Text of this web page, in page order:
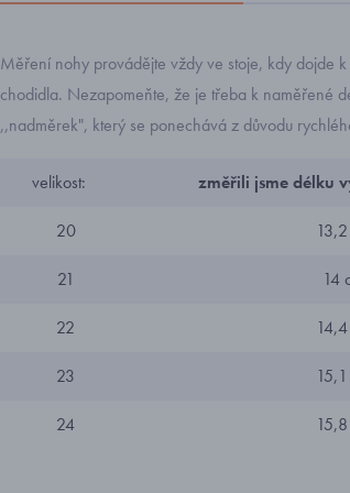
Měření nohy provádějte vždy ve stoje, kdy dojde
chodidla. Nezapomeňte, že je třeba k naměřené
,,nadměrek", který se ponechává z důvodu
velikost: změřili jsme délku
20
21 14
22
23
24